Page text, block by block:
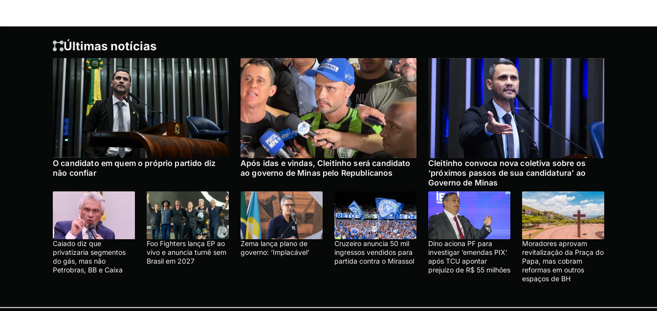
Últimas notícias
O candidato em quem o próprio partido diz
não confiar
Após idas e vindas, Cleitinho será candidato
ao governo de Minas pelo Republicanos
Cleitinho convoca nova coletiva sobre os
‘próximos passos de sua candidatura’ ao
Governo de Minas
Caiado diz que
privatizaria segmentos
do gás, mas não
Petrobras, BB e Caixa
Foo Fighters lança EP ao
vivo e anuncia turnê sem
Brasil em 2027
Zema lança plano de
governo: ‘Implacável’
Cruzeiro anuncia 50 mil
ingressos vendidos para
partida contra o Mirassol
Dino aciona PF para
investigar ‘emendas PIX’
após TCU apontar
prejuízo de R$ 55 milhões
Moradores aprovam
revitalização da Praça do
Papa, mas cobram
reformas em outros
espaços de BH